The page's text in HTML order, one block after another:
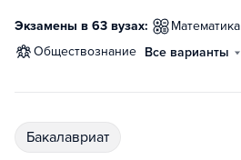
Экзамены в 63 вузах: математика
обществознание Все варианты
бакалавриат